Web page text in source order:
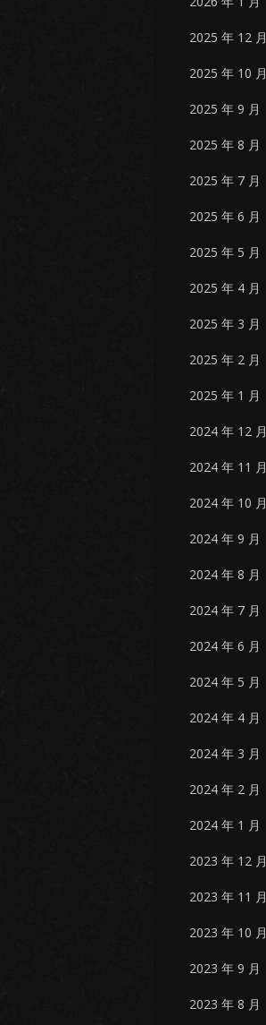
2025 年 12 月
2025 年 10 月
2025 年 9 月
2025 年 8 月
2025 年 7 月
2025 年 6 月
2025 年 5 月
2025 年 4 月
2025 年 3 月
2025 年 2 月
2025 年 1 月
2024 年 12 月
2024 年 11 月
2024 年 10 月
2024 年 9 月
2024 年 8 月
2024 年 7 月
2024 年 6 月
2024 年 5 月
2024 年 4 月
2024 年 3 月
2024 年 2 月
2024 年 1 月
2023 年 12 月
2023 年 11 月
2023 年 10 月
2023 年 9 月
2023 年 8 月